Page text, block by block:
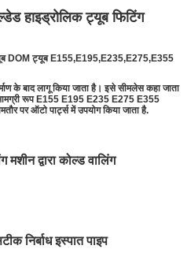
हाइड्रोलिक ट्यूब फिटिंग
DOM ट्यूब E155,E195,E235,E275,E355
के बाद लागू किया जाता है। इसे सीमलेस कहा जाता
सामग्री रूप E155 E195 E235 E275 E355
पर ऑटो पार्ट्स में उपयोग किया जाता है.
द्वारा कोल्ड वालिंग
निर्बाध इस्पात पाइप